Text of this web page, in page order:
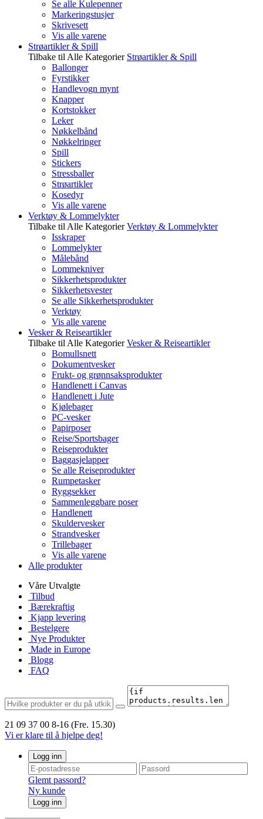
Se alle Kulepenner
Markeringstusjer
Skrivesett
Vis alle varene
Strøartikler & Spill
Tilbake til Alle Kategorier Strøartikler & Spill
Ballonger
Fyrstikker
Handlevogn mynt
Knapper
Kortstokker
Leker
Nøkkelbånd
Nøkkelringer
Spill
Stickers
Stressballer
Strøartikler
Kosedyr
Vis alle varene
Verktøy & Lommelykter
Tilbake til Alle Kategorier Verktøy & Lommelykter
Isskraper
Lommelykter
Målebånd
Lommekniver
Sikkerhetsprodukter
Sikkerhetsvester
Se alle Sikkerhetsprodukter
Verktøy
Vis alle varene
Vesker & Reiseartikler
Tilbake til Alle Kategorier Vesker & Reiseartikler
Bomullsnett
Dokumentvesker
Frukt- og grønnsaksprodukter
Handlenett i Canvas
Handlenett i Jute
Kjølebager
PC-vesker
Papirposer
Reise/Sportsbager
Reiseprodukter
Baggasjelapper
Se alle Reiseprodukter
Rumpetasker
Ryggsekker
Sammenleggbare poser
Handlenett
Skuldervesker
Strandvesker
Trillebager
Vis alle varene
Alle produkter
Våre Utvalgte
Tilbud
Bærekraftig
Kjapp levering
Bestelgere
Nye Produkter
Made in Europe
Blogg
FAQ
21 09 37 00 8-16 (Fre. 15.30)
Vi er klare til å hjelpe deg!
Logg inn
Glemt passord?
Ny kunde
Logg inn